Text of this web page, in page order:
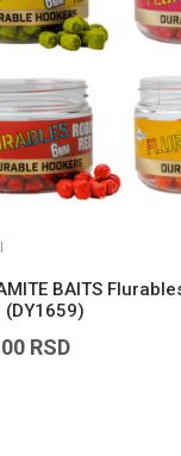
BAITS
(DY1659)
RSD